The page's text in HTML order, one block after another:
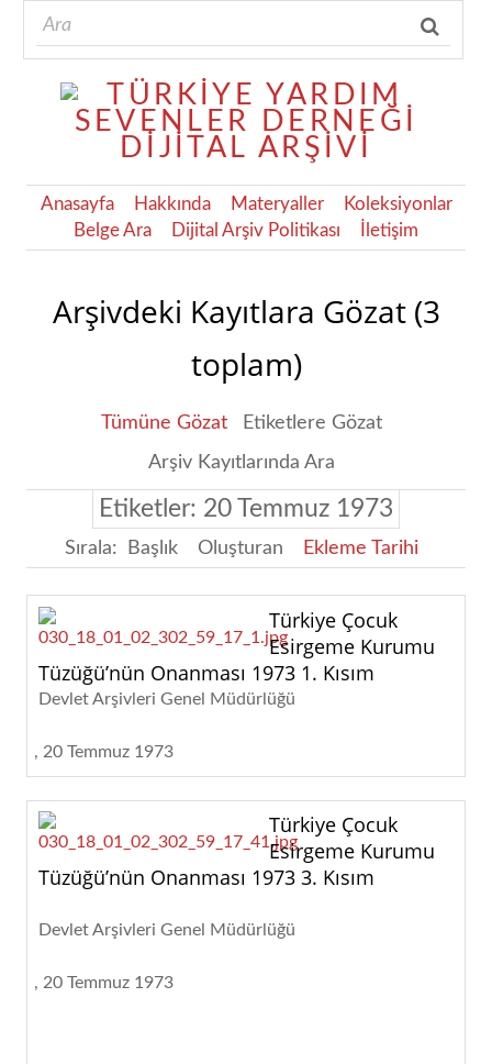
Anasayfa Hakkında Materyaller
Koleksiyonlar
Belge Ara
Dijital Arşiv Politikası İletişim
Arşivdeki Kayıtlara Gözat (3
toplam)
Tümüne Gözat
Etiketlere Gözat
Arşiv Kayıtlarında Ara
Etiketler: 20 Temmuz 1973
Sırala: Başlık Oluşturan Ekleme Tarihi
Türkiye Çocuk
Esirgeme Kurumu
Tüzüğü’nün Onanması 1973 1. Kısım
Devlet Arşivleri Genel Müdürlüğü
20 Temmuz 1973
Türkiye Çocuk
Esirgeme Kurumu
Tüzüğü’nün Onanması 1973 3. Kısım
Devlet Arşivleri Genel Müdürlüğü
20 Temmuz 1973